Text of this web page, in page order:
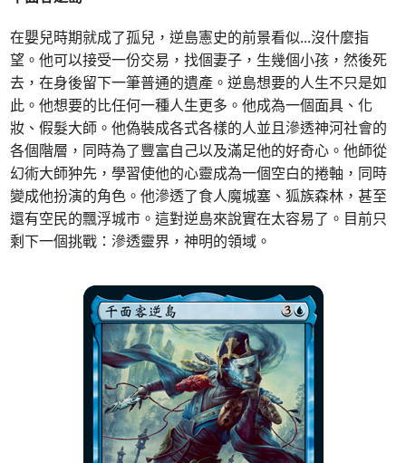
在嬰兒時期就成了孤兒，逆島憲史的前景看似...沒什麼指
望。他可以接受一份交易，找個妻子，生幾個小孩，然後死
去，在身後留下一筆普通的遺產。逆島想要的人生不只是如
此。他想要的比任何一種人生更多。他成為一個面具、化
妝、假髮大師。他偽裝成各式各樣的人並且滲透神河社會的
各個階層，同時為了豐富自己以及滿足他的好奇心。他師從
幻術大師狆先，學習使他的心靈成為一個空白的捲軸，同時
變成他扮演的角色。他滲透了食人魔城塞、狐族森林，甚至
還有空民的飄浮城市。這對逆島來說實在太容易了。目前只
剩下一個挑戰：滲透靈界，神明的領域。